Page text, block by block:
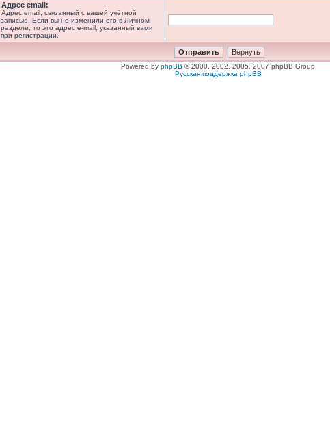
Адрес email:
Адрес email, связанный с вашей учётной
записью. Если вы не изменили его в Личном
разделе, то это адрес e-mail, указанный вами
при регистрации.
Powered by phpBB © 2000, 2002, 2005, 2007 phpBB Group
Русская поддержка phpBB